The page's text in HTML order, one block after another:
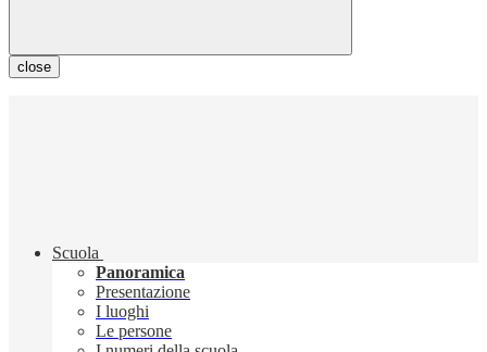
close
Scuola
Panoramica
Presentazione
I luoghi
Le persone